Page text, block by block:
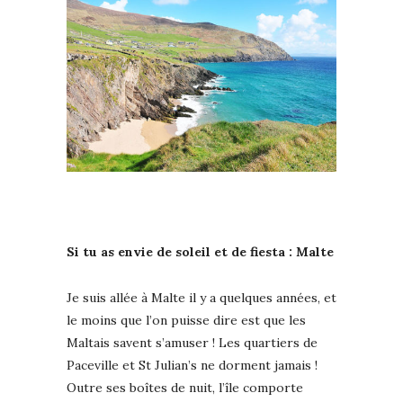
Si tu as envie de soleil et de fiesta : Malte
Je suis allée à Malte il y a quelques années, et
le moins que l’on puisse dire est que les
Maltais savent s’amuser ! Les quartiers de
Paceville et St Julian’s ne dorment jamais !
Outre ses boîtes de nuit, l’île comporte